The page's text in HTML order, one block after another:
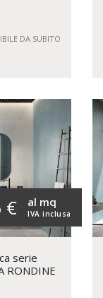
DA SUBITO
€ IVA inclusa
al mq
serie
RONDINE